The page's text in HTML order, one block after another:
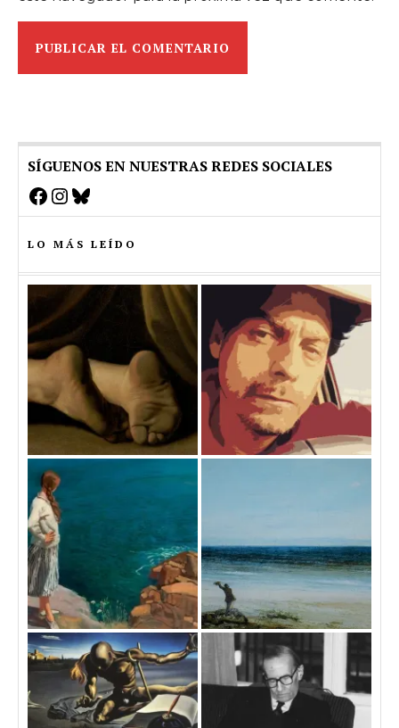
SÍGUENOS EN NUESTRAS REDES SOCIALES
Facebook
Instagram
Bluesky
LO MÁS LEÍDO